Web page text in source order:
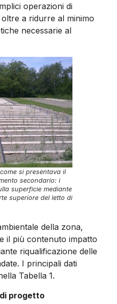
operazioni di
a ridurre al minimo
necessarie al
si presentava il
secondario: i
superficie mediante
superiore del letto di
della zona,
il più contenuto impatto
riqualificazione delle
I principali dati
Tabella 1.
progetto